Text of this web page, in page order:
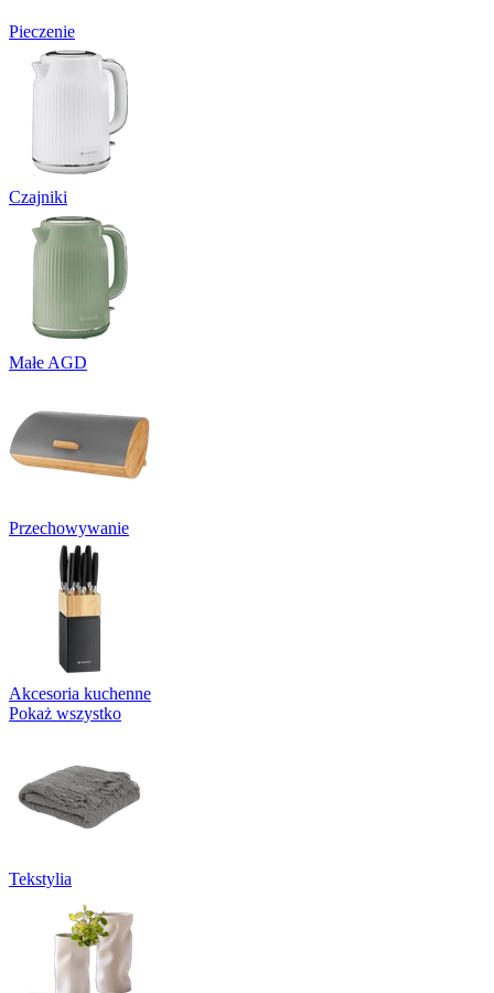
Pieczenie
Czajniki
Małe AGD
Przechowywanie
Akcesoria kuchenne
Pokaż wszystko
Tekstylia